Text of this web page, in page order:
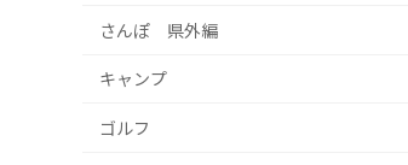
さんぽ 県外編
キャンプ
ゴルフ